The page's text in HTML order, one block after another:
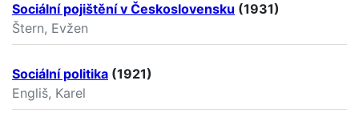
Sociální pojištění v Československu (1931)
Štern, Evžen
Sociální politika (1921)
Engliš, Karel